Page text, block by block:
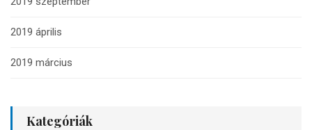
2019 április
2019 március
Kategóriák